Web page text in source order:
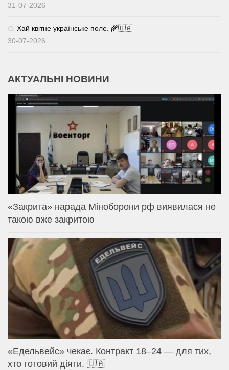
31-07-2026
Хай квітне українське поле. 🌾🇺🇦
30-07-2026
АКТУАЛЬНІ НОВИНИ
«Закрита» нарада Міноборони рф виявилася не
такою вже закритою
«Едельвейс» чекає. Контракт 18–24 — для тих,
хто готовий діяти. 🇺🇦